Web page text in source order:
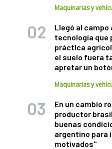
Maquinarias y
Llegó al campo
tecnología que
práctica
el suelo fuera
apretar un
Maquinarias y
En un cambio
productor
buenas
argentino para
motivados"